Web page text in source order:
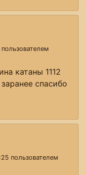
катаны 1112
спасибо
пользователем